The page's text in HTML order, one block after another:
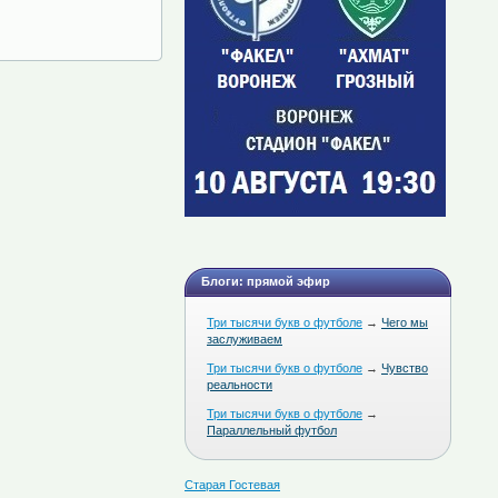
Блоги: прямой эфир
Три тысячи букв о футболе → Чего мы
заслуживаем
Три тысячи букв о футболе → Чувство
реальности
Три тысячи букв о футболе →
Параллельный футбол
Старая Гостевая